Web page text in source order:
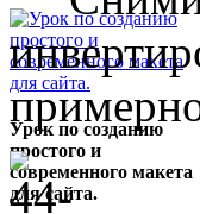
Урок по созданию
простого и
современного макета
для сайта.